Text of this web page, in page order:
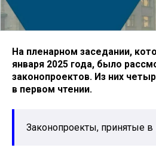
На пленарном заседании,
января 2025 года, было
законопроектов. Из них
в первом чтении.
Законопроекты, принятые в